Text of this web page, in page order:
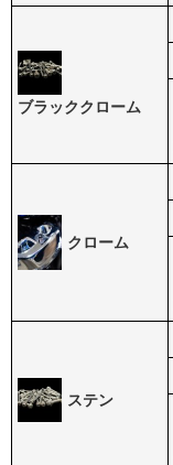
ブラッククローム
クローム
ステン